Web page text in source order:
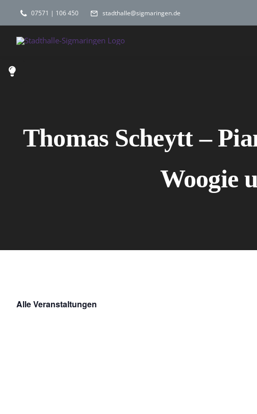
springen
07571 | 106 450 stadthalle@sigmaringen.de
Thomas Scheytt –
Woogie
Alle Veranstaltungen